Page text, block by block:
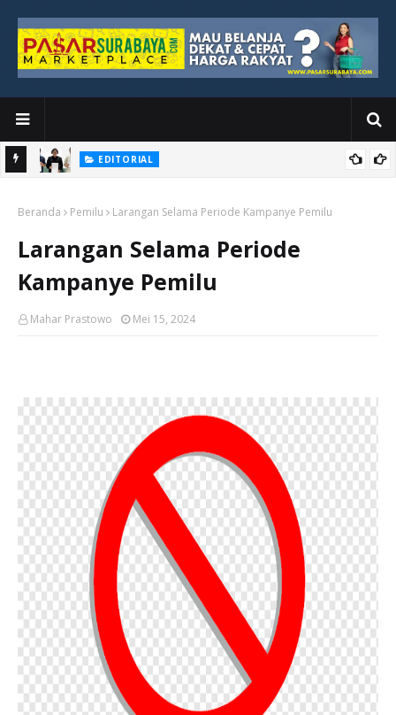
EDITORIAL
Ketika Media Kehilangan Iklan, Kolaborasi Menjadi Harapan Baru
PUISI MEREKA MENCURI PAPAN TULIS
Beranda Pemilu Larangan Selama Periode Kampanye Pemilu
Larangan Selama Periode
Kampanye Pemilu
Mahar Prastowo Mei 15, 2024